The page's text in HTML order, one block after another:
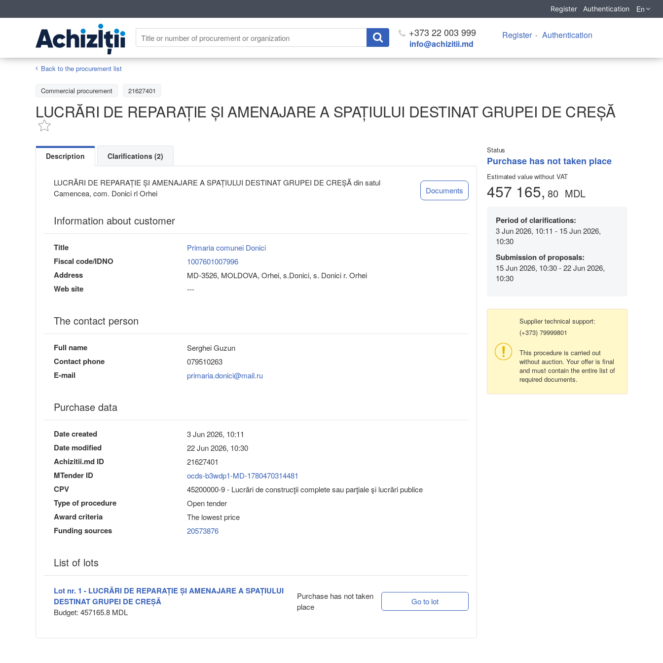
Register Authentication En
+373 22 003 999
info@achizitii.md
Register Authentication
Back to the procurement list
Commercial procurement 21627401
LUCRĂRI DE REPARAȚIE ȘI AMENAJARE A SPAȚIULUI DESTINAT GRUPEI DE CREȘĂ
Status
Purchase has not taken place
Estimated value without VAT
457 165, 80 MDL
Period of clarifications:
3 Jun 2026, 10:11 - 15 Jun 2026,
10:30
Submission of proposals:
15 Jun 2026, 10:30 - 22 Jun 2026,
10:30
Supplier technical support:
(+373) 79999801
This procedure is carried out
without auction. Your offer is final
and must contain the entire list of
required documents.
Description Clarifications (2)
LUCRĂRI DE REPARAȚIE ȘI AMENAJARE A SPAȚIULUI DESTINAT GRUPEI DE CREȘĂ din satul
Camencea, com. Donici rl Orhei
Documents
Information about customer
Title Primaria comunei Donici
Fiscal code/IDNO 1007601007996
Address MD-3526, MOLDOVA, Orhei, s.Donici, s. Donici r. Orhei
Web site ---
The contact person
Full name Serghei Guzun
Contact phone 079510263
E-mail primaria.donici@mail.ru
Purchase data
Date created 3 Jun 2026, 10:11
Date modified 22 Jun 2026, 10:30
Achizitii.md ID 21627401
MTender ID ocds-b3wdp1-MD-1780470314481
CPV 45200000-9 - Lucrări de construcţii complete sau parţiale şi lucrări publice
Type of procedure Open tender
Award criteria The lowest price
Funding sources 20573876
List of lots
Lot nr. 1 - LUCRĂRI DE REPARAȚIE ȘI AMENAJARE A SPAȚIULUI
DESTINAT GRUPEI DE CREȘĂ
Budget: 457165.8 MDL
Purchase has not taken
place
Go to lot